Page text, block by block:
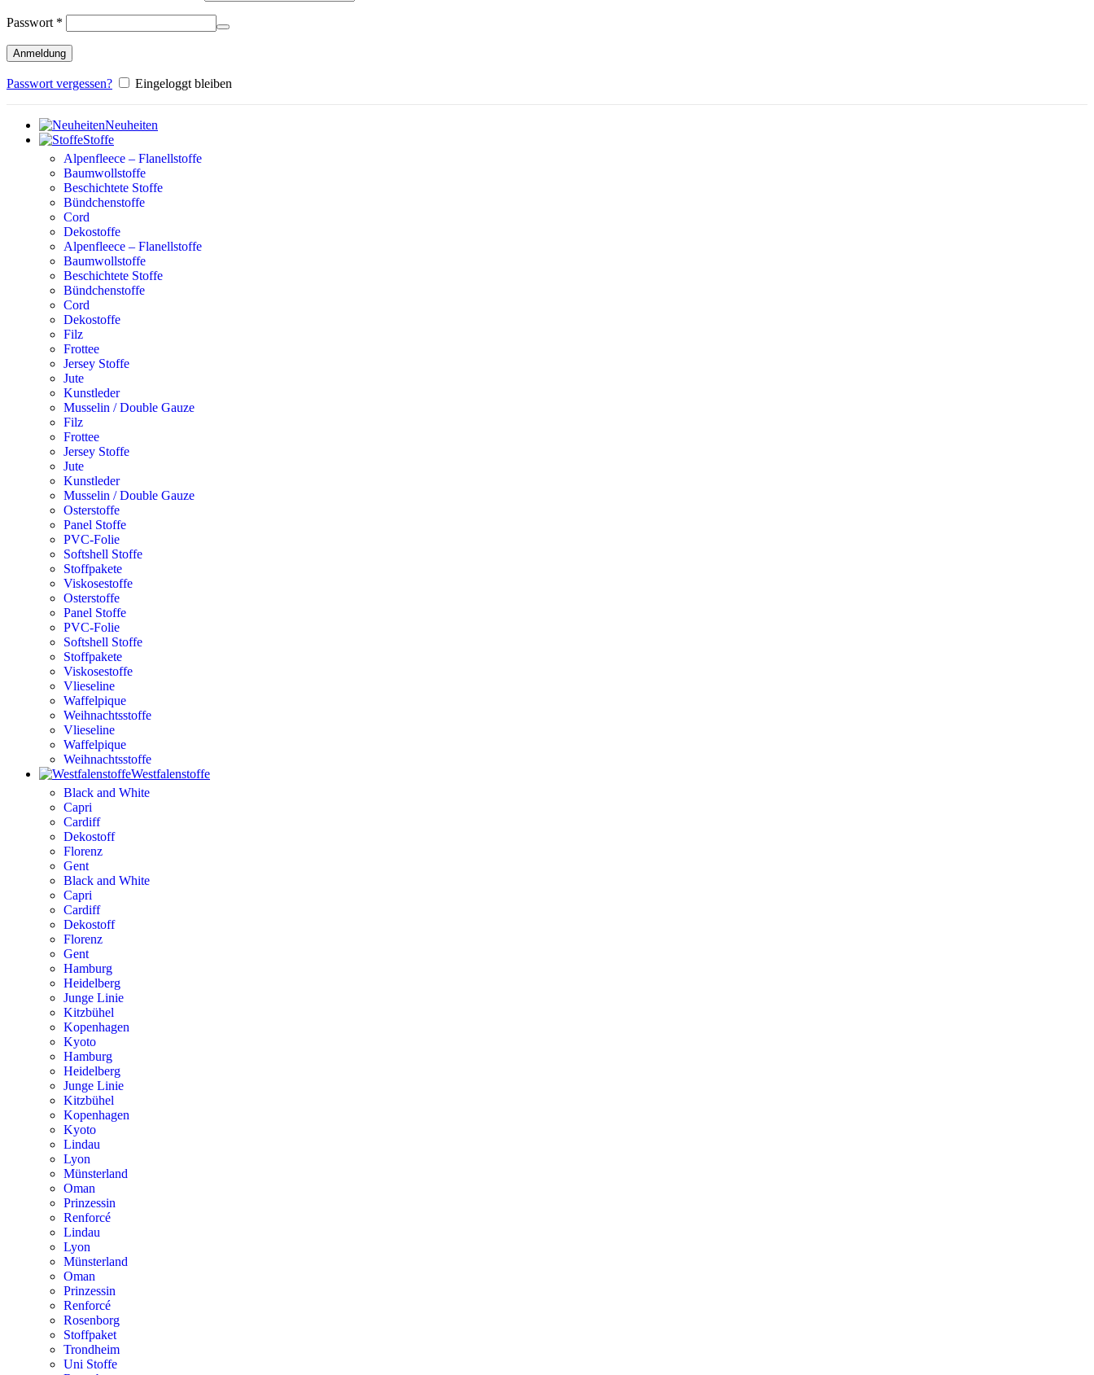
Passwort *
Anmeldung
Passwort vergessen? Eingeloggt bleiben
Neuheiten
Stoffe
Alpenfleece – Flanellstoffe
Baumwollstoffe
Beschichtete Stoffe
Bündchenstoffe
Cord
Dekostoffe
Alpenfleece – Flanellstoffe
Baumwollstoffe
Beschichtete Stoffe
Bündchenstoffe
Cord
Dekostoffe
Filz
Frottee
Jersey Stoffe
Jute
Kunstleder
Musselin / Double Gauze
Filz
Frottee
Jersey Stoffe
Jute
Kunstleder
Musselin / Double Gauze
Osterstoffe
Panel Stoffe
PVC-Folie
Softshell Stoffe
Stoffpakete
Viskosestoffe
Osterstoffe
Panel Stoffe
PVC-Folie
Softshell Stoffe
Stoffpakete
Viskosestoffe
Vlieseline
Waffelpique
Weihnachtsstoffe
Vlieseline
Waffelpique
Weihnachtsstoffe
Westfalenstoffe
Black and White
Capri
Cardiff
Dekostoff
Florenz
Gent
Black and White
Capri
Cardiff
Dekostoff
Florenz
Gent
Hamburg
Heidelberg
Junge Linie
Kitzbühel
Kopenhagen
Kyoto
Hamburg
Heidelberg
Junge Linie
Kitzbühel
Kopenhagen
Kyoto
Lindau
Lyon
Münsterland
Oman
Prinzessin
Renforcé
Lindau
Lyon
Münsterland
Oman
Prinzessin
Renforcé
Rosenborg
Stoffpaket
Trondheim
Uni Stoffe